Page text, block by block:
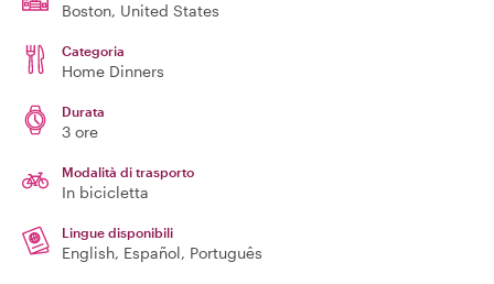
Boston, United States
Categoria
Home Dinners
Durata
3 ore
Modalità di trasporto
In bicicletta
Lingue disponibili
English, Español, Português